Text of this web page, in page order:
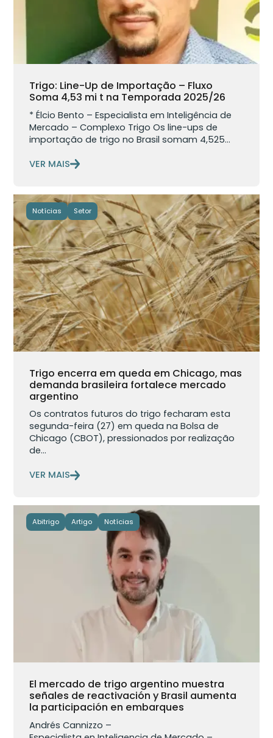
Trigo: Line-Up de Importação – Fluxo
Soma 4,53 mi t na Temporada 2025/26
* Élcio Bento – Especialista em Inteligência de
Mercado – Complexo Trigo Os line-ups de
importação de trigo no Brasil somam 4,525...
VER MAIS
Notícias Setor
Trigo encerra em queda em Chicago, mas
demanda brasileira fortalece mercado
argentino
Os contratos futuros do trigo fecharam esta
segunda-feira (27) em queda na Bolsa de
Chicago (CBOT), pressionados por realização
de...
VER MAIS
Abitrigo Artigo Notícias
El mercado de trigo argentino muestra
señales de reactivación y Brasil aumenta
la participación en embarques
Andrés Cannizzo –